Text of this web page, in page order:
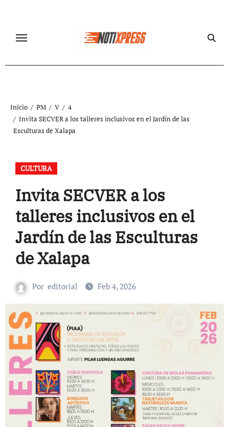
contenido
Inicio PM V
4
Invita SECVER a los talleres inclusivos en el Jardín de las
Esculturas de Xalapa
CULTURA
Invita SECVER a los
talleres inclusivos en el
Jardín de las Esculturas
de Xalapa
Por editorial Feb 4, 2026